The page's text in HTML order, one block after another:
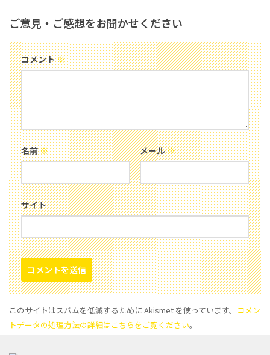
ご意見・ご感想をお聞かせください
コメント※
名前※ メール※
サイト
このサイトはスパムを低減するために Akismet を使っています。 コメン
トデータの処理方法の詳細はこちらをご覧ください。